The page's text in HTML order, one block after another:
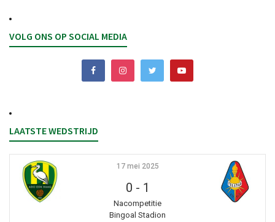
VOLG ONS OP SOCIAL MEDIA
LAATSTE WEDSTRIJD
17 mei 2025
0 - 1
Nacompetitie
Bingoal Stadion